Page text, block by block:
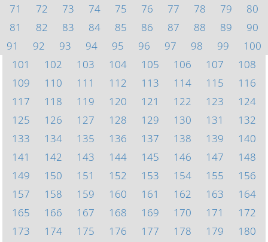
71
72 73 74 75 76 77 78 79
80
81
82 83 84 85 86 87 88 89
90
91
92 93 94 95 96 97 98 99
100
101
102 103 104 105 106 107
108
109
110 111 112 113 114 115
116
117
118 119 120 121 122 123
124
125
126 127 128 129 130 131
132
133
134 135 136 137 138 139
140
141
142 143 144 145 146 147
148
149
150 151 152 153 154 155
156
157
158 159 160 161 162 163
164
165
166 167 168 169 170 171
172
173
174 175 176 177 178 179
180